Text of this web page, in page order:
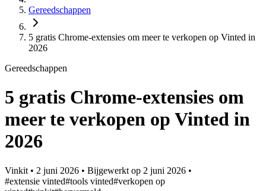
Gereedschappen
5 gratis Chrome-extensies om meer te verkopen op Vinted in
2026
Gereedschappen
5 gratis Chrome-extensies om
meer te verkopen op Vinted in
2026
Vinkit • 2 juni 2026 • Bijgewerkt op 2 juni 2026 •
#extensie vinted#tools vinted#verkopen op